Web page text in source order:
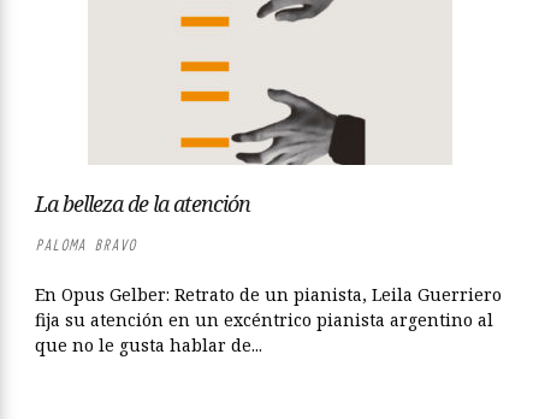
La belleza de la atención
PALOMA BRAVO
En Opus Gelber: Retrato de un pianista, Leila Guerriero
fija su atención en un excéntrico pianista argentino al
que no le gusta hablar de...